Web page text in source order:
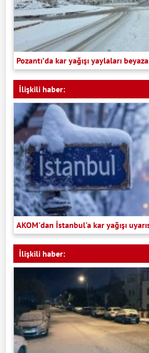
Pozantı’da kar yağışı yaylaları
İlişkili haber:
AKOM'dan İstanbul'a kar yağışı
İlişkili haber: